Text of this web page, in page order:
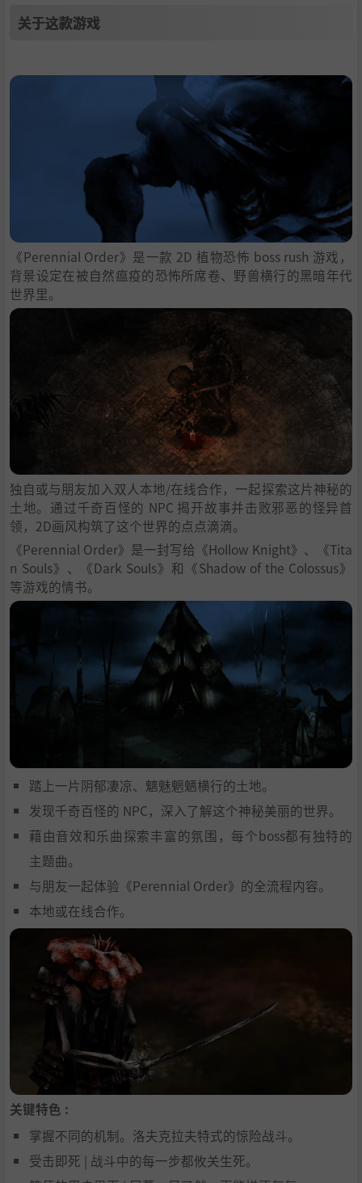
关于这款游戏
《Perennial Order》是一款 2D 植物恐怖 boss rush 游戏，
背景设定在被自然瘟疫的恐怖所席卷、野兽横行的黑暗年代
世界里。
独自或与朋友加入双人本地/在线合作，一起探索这片神秘的
土地。通过千奇百怪的 NPC 揭开故事并击败邪恶的怪异首
领，2D画风构筑了这个世界的点点滴滴。
《Perennial Order》是一封写给《Hollow Knight》、《Tita
n Souls》、《Dark Souls》和《Shadow of the Colossus》
等游戏的情书。
踏上一片阴郁凄凉、魑魅魍魉横行的土地。
发现千奇百怪的 NPC，深入了解这个神秘美丽的世界。
藉由音效和乐曲探索丰富的氛围，每个boss都有独特的
主题曲。
与朋友一起体验《Perennial Order》的全流程内容。
本地或在线合作。
关键特色 :
掌握不同的机制。洛夫克拉夫特式的惊险战斗。
受击即死 | 战斗中的每一步都攸关生死。